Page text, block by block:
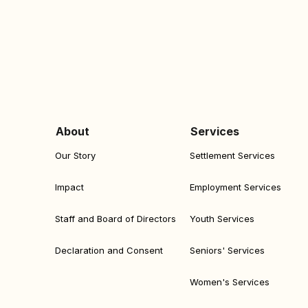
About
Our Story
Impact
Staff and Board of Directors
Declaration and Consent
Services
Settlement Services
Employment Services
Youth Services
Seniors' Services
Women's Services